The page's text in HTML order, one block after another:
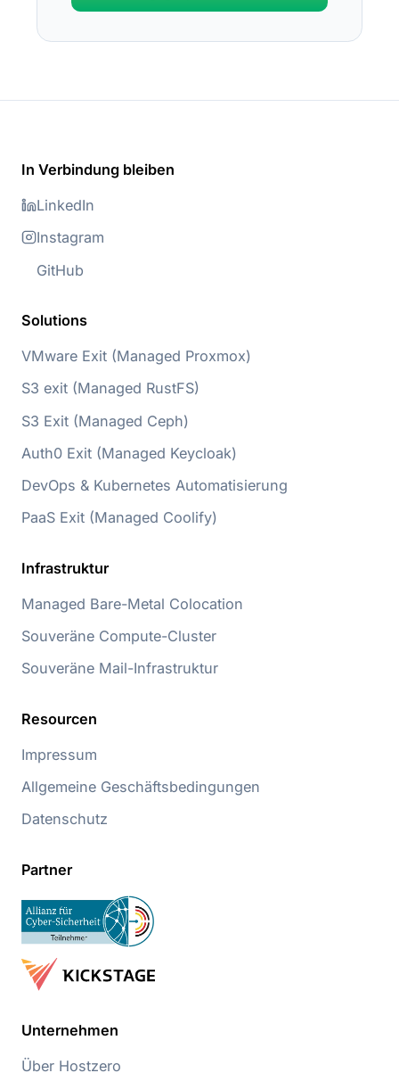
In Verbindung bleiben
LinkedIn
Instagram
GitHub
Solutions
VMware Exit (Managed Proxmox)
S3 exit (Managed RustFS)
S3 Exit (Managed Ceph)
Auth0 Exit (Managed Keycloak)
DevOps & Kubernetes Automatisierung
PaaS Exit (Managed Coolify)
Infrastruktur
Managed Bare-Metal Colocation
Souveräne Compute-Cluster
Souveräne Mail-Infrastruktur
Resourcen
Impressum
Allgemeine Geschäftsbedingungen
Datenschutz
Partner
Unternehmen
Über Hostzero